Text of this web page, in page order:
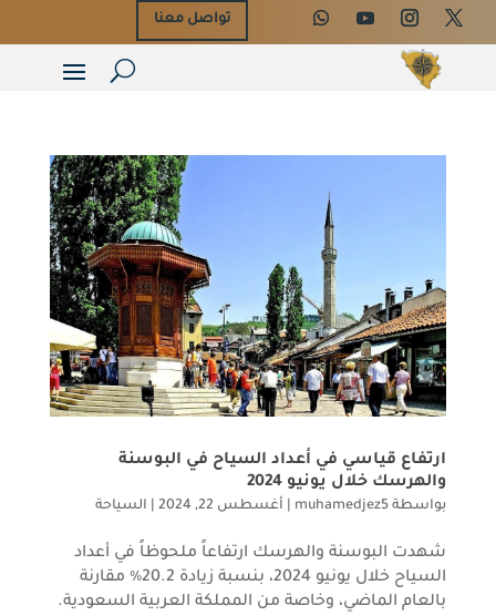
تواصل معنا
ارتفاع قياسي في أعداد السياح في البوسنة
والهرسك خلال يونيو 2024
بواسطة muhamedjez5 أغسطس 22, 2024 | السياحة
شهدت البوسنة والهرسك ارتفاعاً ملحوظاً في أعداد
السياح خلال يونيو 2024، بنسبة زيادة 20.2٪ مقارنة
بالعام الماضي، وخاصة من المملكة العربية السعودية.